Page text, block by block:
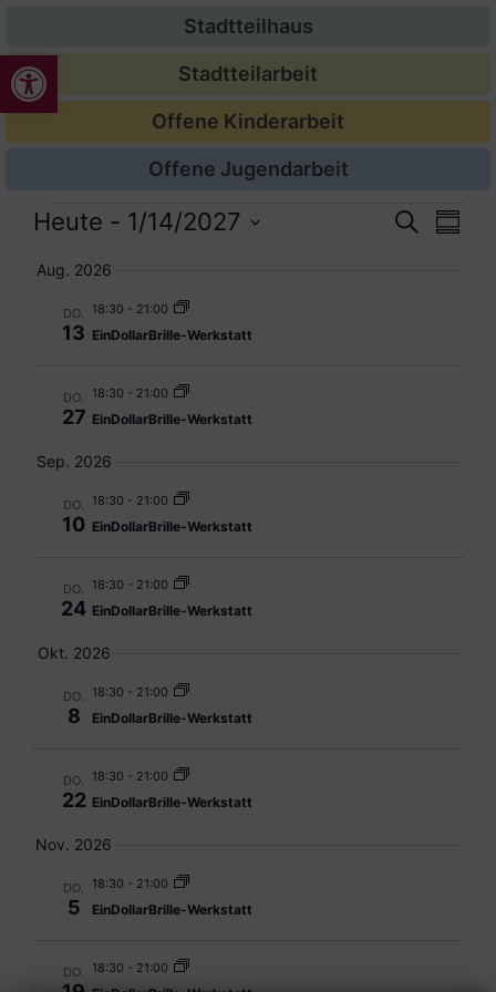
Werkzeugleiste öffnen
Stadtteilhaus
Stadtteilarbeit
Offene Kinderarbeit
Offene Jugendarbeit
Suche
Heute - 1/14/2027
auswählen.
Aug. 2026
DO.
13
18:30 - 21:00
EinDollarBrille-Werkstatt
DO.
27
18:30 - 21:00
EinDollarBrille-Werkstatt
Sep. 2026
DO.
10
18:30 - 21:00
EinDollarBrille-Werkstatt
DO.
24
18:30 - 21:00
EinDollarBrille-Werkstatt
Okt. 2026
DO.
8
18:30 - 21:00
EinDollarBrille-Werkstatt
DO.
22
18:30 - 21:00
EinDollarBrille-Werkstatt
Nov. 2026
DO.
5
18:30 - 21:00
EinDollarBrille-Werkstatt
DO. 18:30 - 21:00